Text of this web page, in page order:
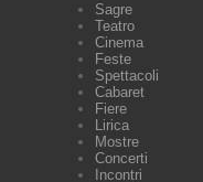
Sagre
Teatro
Cinema
Feste
Spettacoli
Cabaret
Fiere
Lirica
Mostre
Concerti
Incontri